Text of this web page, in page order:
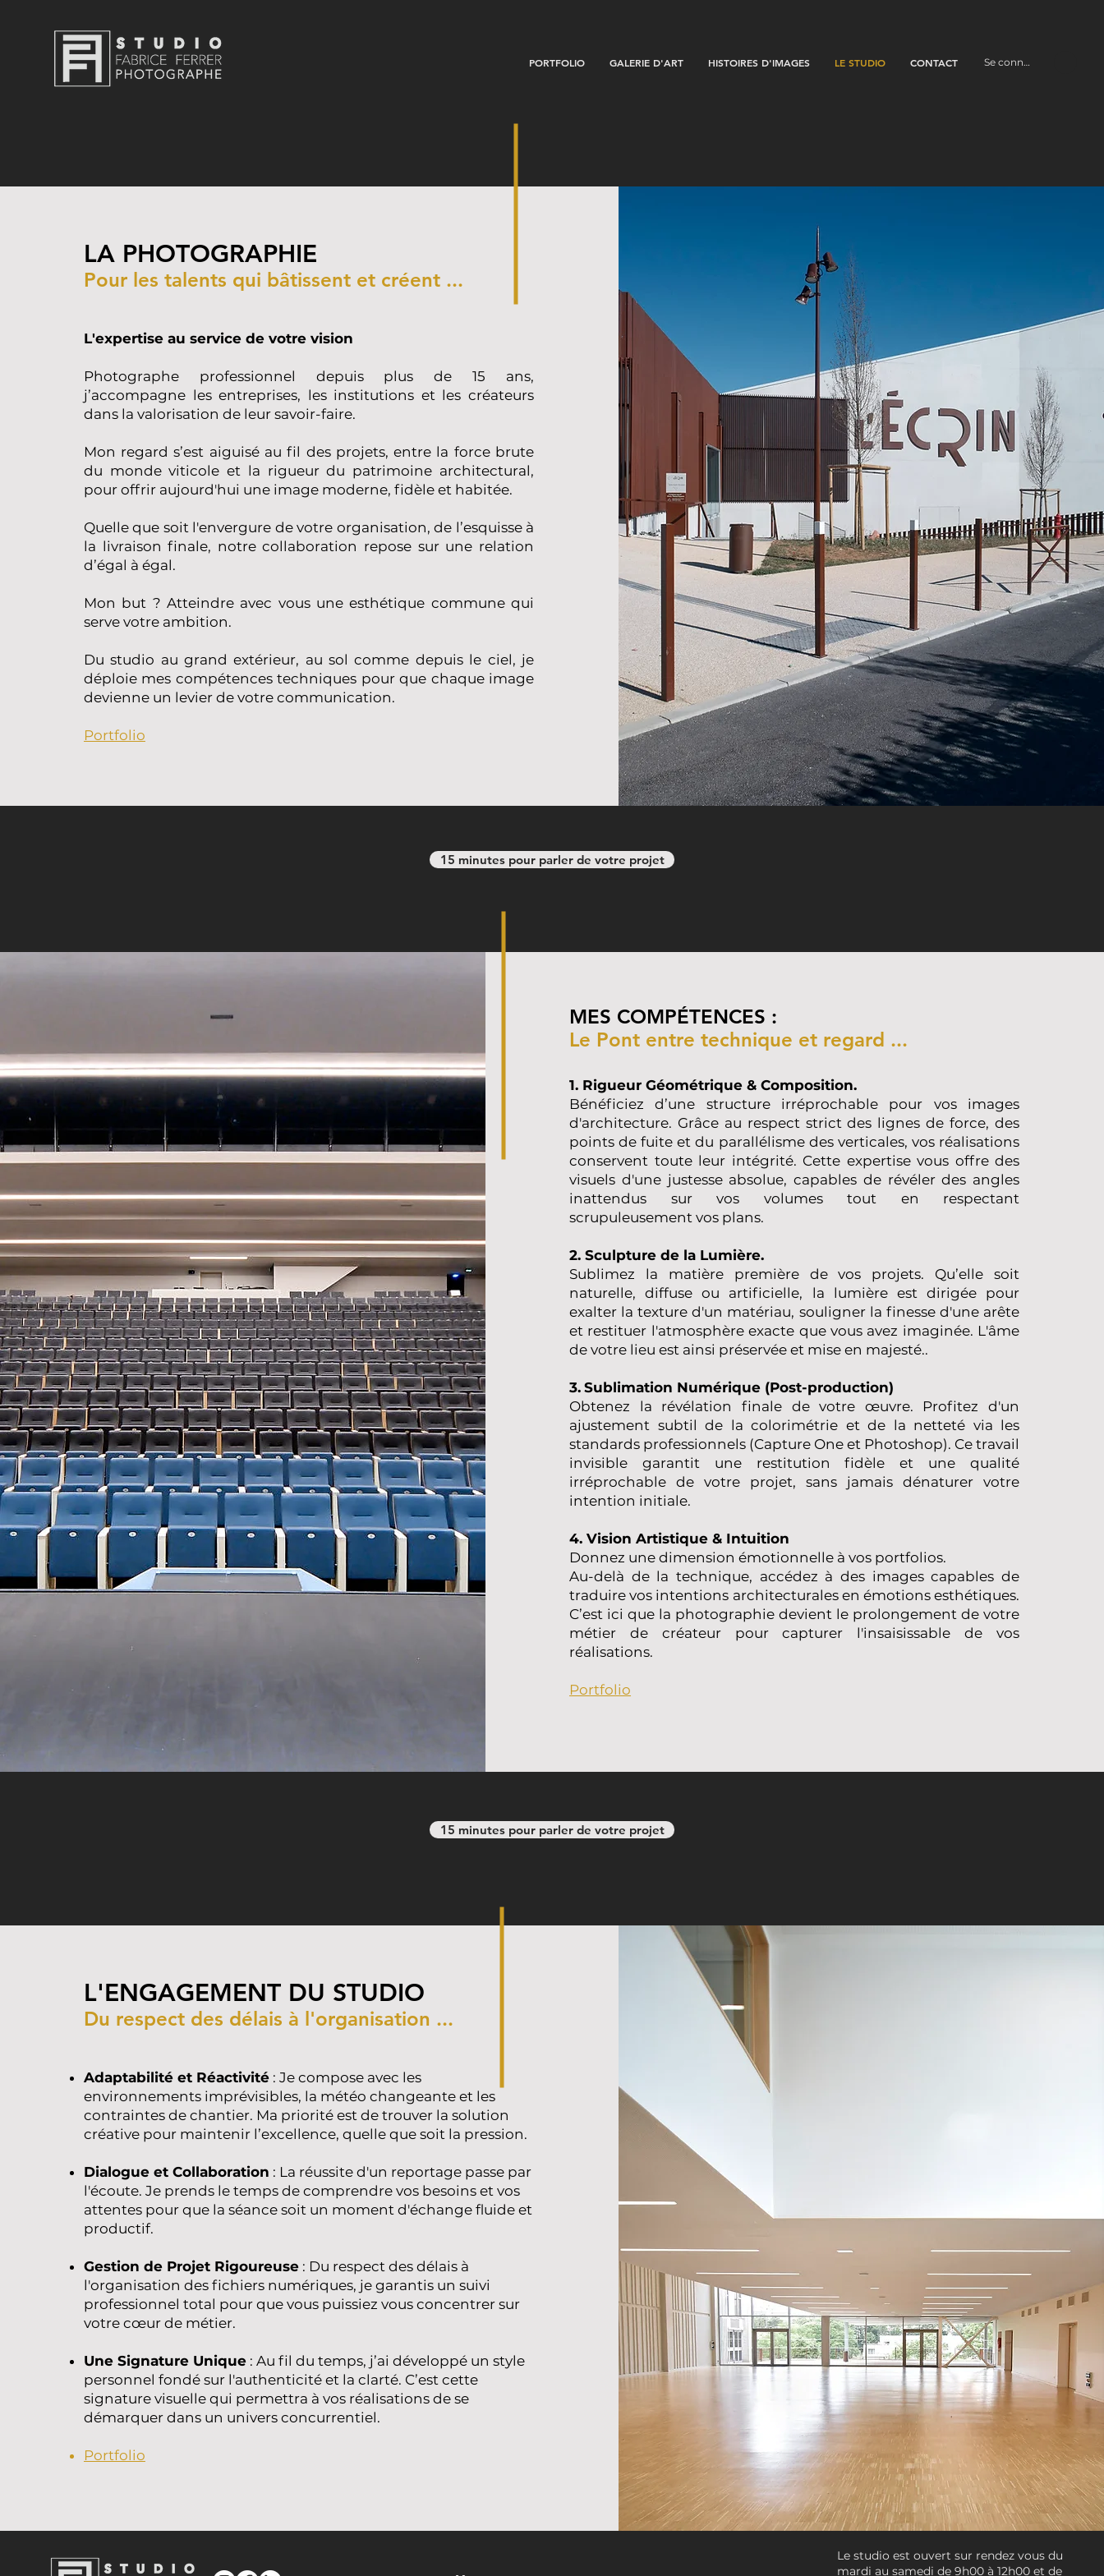
PORTFOLIO GALERIE D'ART HISTOIRES D'IMAGES LE STUDIO CONTACT Se connecter
LA PHOTOGRAPHIE
Pour les talents qui bâtissent et créent ...
L'expertise au service de votre vision
Photographe professionnel depuis plus de 15 ans,
j’accompagne les entreprises, les institutions et les créateurs
dans la valorisation de leur savoir-faire.
Mon regard s’est aiguisé au fil des projets, entre la force brute
du monde viticole et la rigueur du patrimoine architectural,
pour offrir aujourd'hui une image moderne, fidèle et habitée.
Quelle que soit l'envergure de votre organisation, de l’esquisse à
la livraison finale, notre collaboration repose sur une relation
d’égal à égal.
Mon but ? Atteindre avec vous une esthétique commune qui
serve votre ambition.
Du studio au grand extérieur, au sol comme depuis le ciel, je
déploie mes compétences techniques pour que chaque image
devienne un levier de votre communication.
Portfolio
15 minutes pour parler de votre projet
MES COMPÉTENCES :
Le Pont entre technique et regard ...
1. Rigueur Géométrique & Composition.
Bénéficiez d’une structure irréprochable pour vos images
d'architecture. Grâce au respect strict des lignes de force, des
points de fuite et du parallélisme des verticales, vos réalisations
conservent toute leur intégrité. Cette expertise vous offre des
visuels d'une justesse absolue, capables de révéler des angles
inattendus sur vos volumes tout en respectant
scrupuleusement vos plans.
2. Sculpture de la Lumière.
Sublimez la matière première de vos projets. Qu’elle soit
naturelle, diffuse ou artificielle, la lumière est dirigée pour
exalter la texture d'un matériau, souligner la finesse d'une arête
et restituer l'atmosphère exacte que vous avez imaginée. L'âme
de votre lieu est ainsi préservée et mise en majesté..
3. Sublimation Numérique (Post-production)
Obtenez la révélation finale de votre œuvre. Profitez d'un
ajustement subtil de la colorimétrie et de la netteté via les
standards professionnels (Capture One et Photoshop). Ce travail
invisible garantit une restitution fidèle et une qualité
irréprochable de votre projet, sans jamais dénaturer votre
intention initiale.
4. Vision Artistique & Intuition
Donnez une dimension émotionnelle à vos portfolios.
Au-delà de la technique, accédez à des images capables de
traduire vos intentions architecturales en émotions esthétiques.
C’est ici que la photographie devient le prolongement de votre
métier de créateur pour capturer l'insaisissable de vos
réalisations.
Portfolio
15 minutes pour parler de votre projet
L'ENGAGEMENT DU STUDIO
Du respect des délais à l'organisation ...
Adaptabilité et Réactivité: Je compose avec les
environnements imprévisibles, la météo changeante et les
contraintes de chantier. Ma priorité est de trouver la solution
créative pour maintenir l’excellence, quelle que soit la pression.
Dialogue et Collaboration : La réussite d'un reportage passe par
l'écoute. Je prends le temps de comprendre vos besoins et vos
attentes pour que la séance soit un moment d'échange fluide et
productif.
Gestion de Projet Rigoureuse: Du respect des délais à
l'organisation des fichiers numériques, je garantis un suivi
professionnel total pour que vous puissiez vous concentrer sur
votre cœur de métier.
Une Signature Unique: Au fil du temps, j’ai développé un style
personnel fondé sur l'authenticité et la clarté. C’est cette
signature visuelle qui permettra à vos réalisations de se
démarquer dans un univers concurrentiel.
Portfolio
Le studio est ouvert sur rendez vous du
mardi au samedi de 9h00 à 12h00 et de